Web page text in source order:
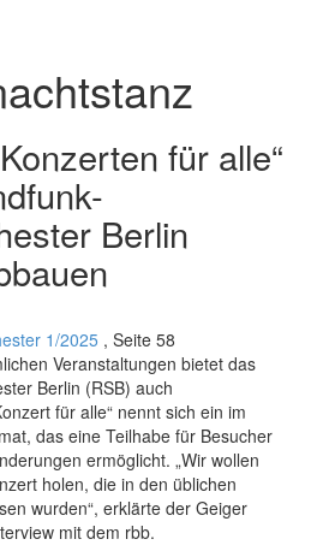
für alle“
Berlin
1/2025 , Seite 58
Veranstaltungen bietet das
Berlin (RSB) auch
für alle“ nennt sich ein im
das eine Teilhabe für Besucher
ermöglicht. „Wir wollen
holen, die in den üblichen
wurden“, erklärte der Geiger
mit dem rbb.